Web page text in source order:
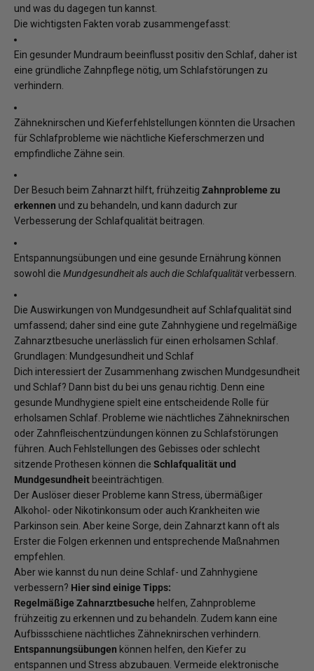
und was du dagegen tun kannst.
Die wichtigsten Fakten vorab zusammengefasst:
Ein gesunder Mundraum beeinflusst positiv den Schlaf, daher ist
eine gründliche Zahnpflege nötig, um Schlafstörungen zu
verhindern.
Zähneknirschen und Kieferfehlstellungen könnten die Ursachen
für Schlafprobleme wie nächtliche Kieferschmerzen und
empfindliche Zähne sein.
Der Besuch beim Zahnarzt hilft, frühzeitig Zahnprobleme zu
erkennen und zu behandeln, und kann dadurch zur
Verbesserung der Schlafqualität beitragen.
Entspannungsübungen und eine gesunde Ernährung können
sowohl die Mundgesundheit als auch die Schlafqualitätverbessern.
Die Auswirkungen von Mundgesundheit auf Schlafqualität sind
umfassend; daher sind eine gute Zahnhygiene und regelmäßige
Zahnarztbesuche unerlässlich für einen erholsamen Schlaf.
Grundlagen: Mundgesundheit und Schlaf
Dich interessiert der Zusammenhang zwischen Mundgesundheit
und Schlaf? Dann bist du bei uns genau richtig. Denn eine
gesunde Mundhygiene spielt eine entscheidende Rolle für
erholsamen Schlaf. Probleme wie nächtliches Zähneknirschen
oder Zahnfleischentzündungen können zu Schlafstörungen
führen. Auch Fehlstellungen des Gebisses oder schlecht
sitzende Prothesen können die Schlafqualität und
Mundgesundheit beeinträchtigen.
Der Auslöser dieser Probleme kann Stress, übermäßiger
Alkohol- oder Nikotinkonsum oder auch Krankheiten wie
Parkinson sein. Aber keine Sorge, dein Zahnarzt kann oft als
Erster die Folgen erkennen und entsprechende Maßnahmen
empfehlen.
Aber wie kannst du nun deine Schlaf- und Zahnhygiene
verbessern? Hier sind einige Tipps:
Regelmäßige Zahnarztbesuche helfen, Zahnprobleme
frühzeitig zu erkennen und zu behandeln. Zudem kann eine
Aufbissschiene nächtliches Zähneknirschen verhindern.
Entspannungsübungen können helfen, den Kiefer zu
entspannen und Stress abzubauen. Vermeide elektronische